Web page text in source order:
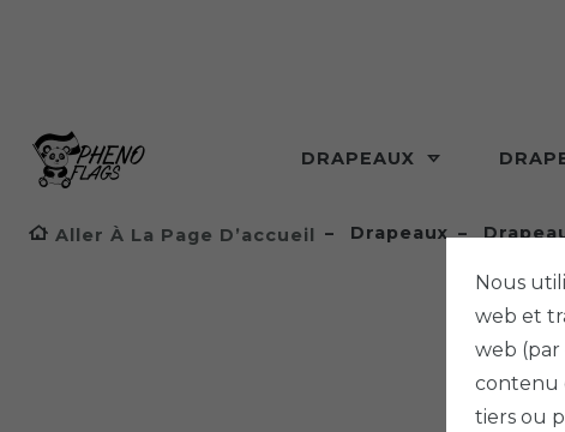
DRAPEAUX
Aller À La Page D’accueil Drapeaux
Nous
web et
web (par
contenu
tiers ou